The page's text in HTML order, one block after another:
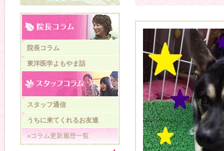
院長コラム
東洋医学よもやま話
スタッフ通信
うちに来てくれるお友達
»コラム更新履歴一覧